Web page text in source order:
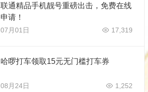
联通精品手机靓号重磅出击，免费在线
申请！
07月01日 17,319
哈啰打车领取15元无门槛打车券
08月24日 1,252